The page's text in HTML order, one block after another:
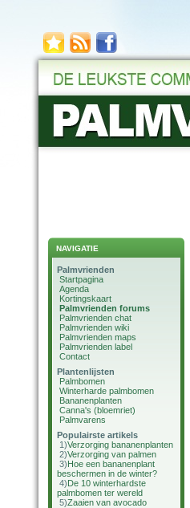
NAVIGATIE
Palmvrienden
Startpagina
Agenda
Kortingskaart
Palmvrienden forums
Palmvrienden chat
Palmvrienden wiki
Palmvrienden maps
Palmvrienden label
Contact
Plantenlijsten
Palmbomen
Winterharde palmbomen
Bananenplanten
Canna's (bloemriet)
Palmvarens
Populairste artikels
1)Verzorging bananenplanten
2)Verzorging van palmen
3)Hoe een bananenplant
beschermen in de winter?
4)De 10 winterhardste
palmbomen ter wereld
5)Zaaien van avocado